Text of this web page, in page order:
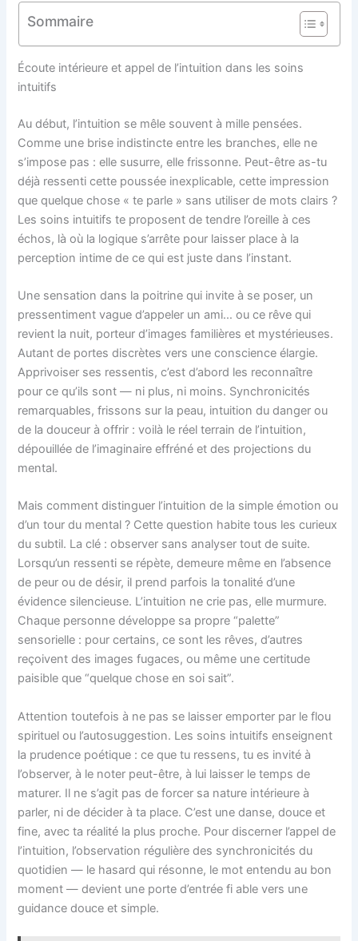
Sommaire
Écoute intérieure et appel de l’intuition dans les soins
intuitifs
Au début, l’intuition se mêle souvent à mille pensées.
Comme une brise indistincte entre les branches, elle ne
s’impose pas : elle susurre, elle frissonne. Peut-être as-tu
déjà ressenti cette poussée inexplicable, cette impression
que quelque chose « te parle » sans utiliser de mots clairs ?
Les soins intuitifs te proposent de tendre l’oreille à ces
échos, là où la logique s’arrête pour laisser place à la
perception intime de ce qui est juste dans l’instant.
Une sensation dans la poitrine qui invite à se poser, un
pressentiment vague d’appeler un ami… ou ce rêve qui
revient la nuit, porteur d’images familières et mystérieuses.
Autant de portes discrètes vers une conscience élargie.
Apprivoiser ses ressentis, c’est d’abord les reconnaître
pour ce qu’ils sont — ni plus, ni moins. Synchronicités
remarquables, frissons sur la peau, intuition du danger ou
de la douceur à offrir : voilà le réel terrain de l’intuition,
dépouillée de l’imaginaire effréné et des projections du
mental.
Mais comment distinguer l’intuition de la simple émotion ou
d’un tour du mental ? Cette question habite tous les curieux
du subtil. La clé : observer sans analyser tout de suite.
Lorsqu’un ressenti se répète, demeure même en l’absence
de peur ou de désir, il prend parfois la tonalité d’une
évidence silencieuse. L’intuition ne crie pas, elle murmure.
Chaque personne développe sa propre “palette”
sensorielle : pour certains, ce sont les rêves, d’autres
reçoivent des images fugaces, ou même une certitude
paisible que “quelque chose en soi sait”.
Attention toutefois à ne pas se laisser emporter par le flou
spirituel ou l’autosuggestion. Les soins intuitifs enseignent
la prudence poétique : ce que tu ressens, tu es invité à
l’observer, à le noter peut-être, à lui laisser le temps de
maturer. Il ne s’agit pas de forcer sa nature intérieure à
parler, ni de décider à ta place. C’est une danse, douce et
fine, avec ta réalité la plus proche. Pour discerner l’appel de
l’intuition, l’observation régulière des synchronicités du
quotidien — le hasard qui résonne, le mot entendu au bon
moment — devient une porte d’entrée fi able vers une
guidance douce et simple.